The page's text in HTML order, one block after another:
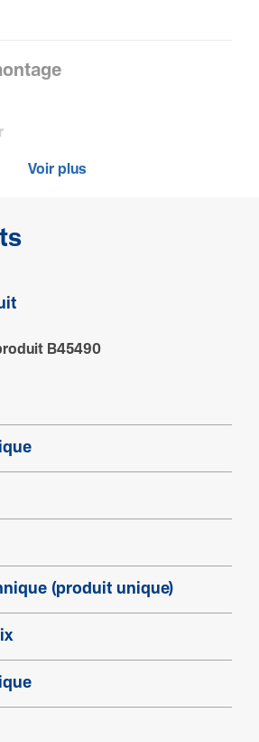
câbles
avec l'installation du dispo­sitif
Voir plus
B45490
(produit unique)